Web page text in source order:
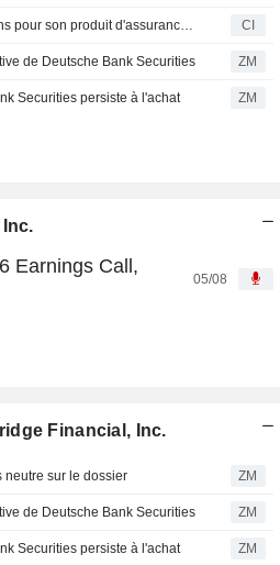
Corebridge Financial annonce des améliorations pour son produit d'assurance vie universelle indexée Max Accumulator+ III CI
de Deutsche Bank Securities ZM
Securities persiste à l'achat ZM
Earnings Call,
05/08
Financial, Inc.
neutre sur le dossier ZM
de Deutsche Bank Securities ZM
Securities persiste à l'achat ZM